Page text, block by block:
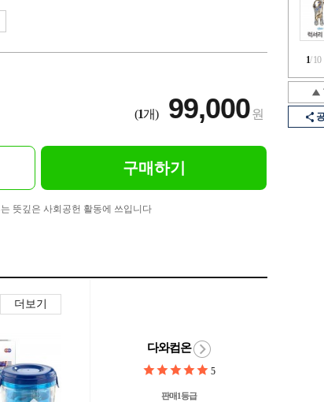
1/10
(1개) 99,000원
구매하기
뜻깊은 사회공헌 활동에 쓰입니다
더보기
다와컴온
5
판매1등급